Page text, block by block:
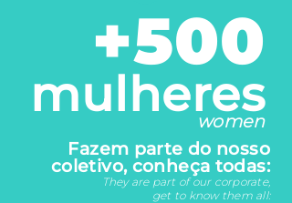
women
+500
mulheres
Fazem parte do nosso
coletivo, conheça todas:
They are part of our corporate,
get to know them all: